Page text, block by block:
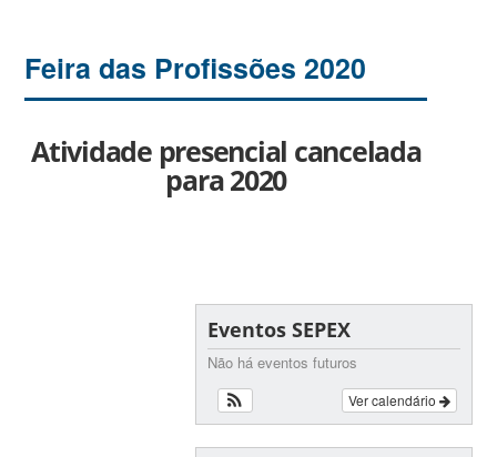
Feira das Profissões 2020
Atividade presencial cancelada
para 2020
Eventos SEPEX
Não há eventos futuros
Ver calendário